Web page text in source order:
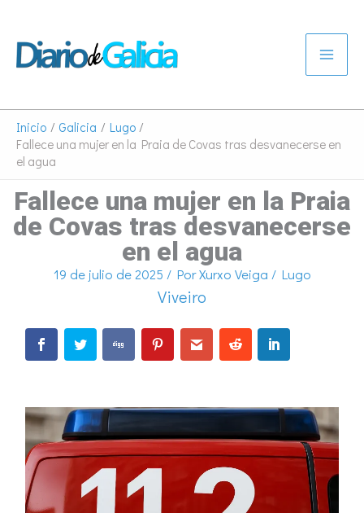
contenido
Inicio Galicia
Lugo
Fallece una mujer en la Praia de Covas tras desvanecerse en
el agua
Fallece una mujer en la Praia
de Covas tras desvanecerse
en el agua
19 de julio de 2025 / PorXurxo Veiga / Lugo
Viveiro